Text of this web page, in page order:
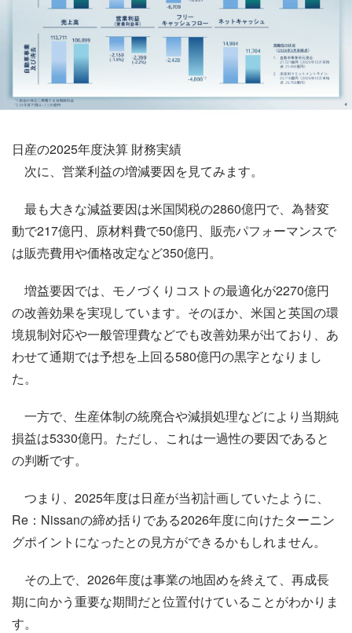
日産の2025年度決算 財務実績
次に、営業利益の増減要因を見てみます。
最も大きな減益要因は米国関税の2860億円で、為替変
動で217億円、原材料費で50億円、販売パフォーマンスで
は販売費用や価格改定など350億円。
増益要因では、モノづくりコストの最適化が2270億円
の改善効果を実現しています。そのほか、米国と英国の環
境規制対応や一般管理費などでも改善効果が出ており、あ
わせて通期では予想を上回る580億円の黒字となりまし
た。
一方で、生産体制の統廃合や減損処理などにより当期純
損益は5330億円。ただし、これは一過性の要因であると
の判断です。
つまり、2025年度は日産が当初計画していたように、
Re：Nissanの締め括りである2026年度に向けたターニン
グポイントになったとの見方ができるかもしれません。
その上で、2026年度は事業の地固めを終えて、再成長
期に向かう重要な期間だと位置付けていることがわかりま
す。